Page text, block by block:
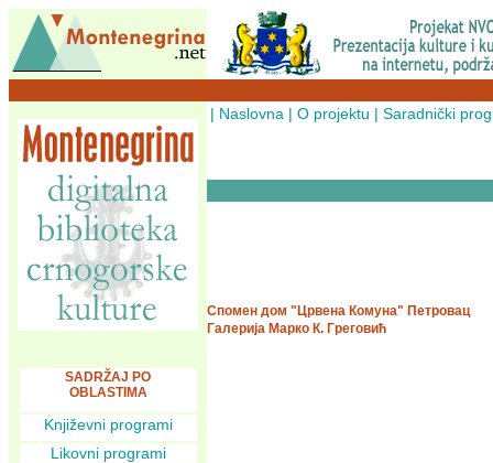
SADRŽAJ PO
OBLASTIMA
Književni programi
Likovni programi
| Naslovna | O projektu | Saradnički
Спомен дом "Црвена Комуна" Петровац
Галерија Марко К. Греговић